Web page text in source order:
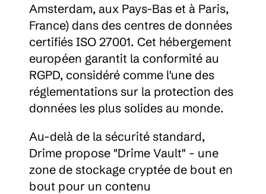
Amsterdam, aux Pays-Bas et à Paris,
France) dans des centres de données
certifiés ISO 27001. Cet hébergement
européen garantit la conformité au
RGPD, considéré comme l'une des
réglementations sur la protection des
données les plus solides au monde.
Au-delà de la sécurité standard,
Drime propose "Drime Vault" - une
zone de stockage cryptée de bout en
bout pour un contenu